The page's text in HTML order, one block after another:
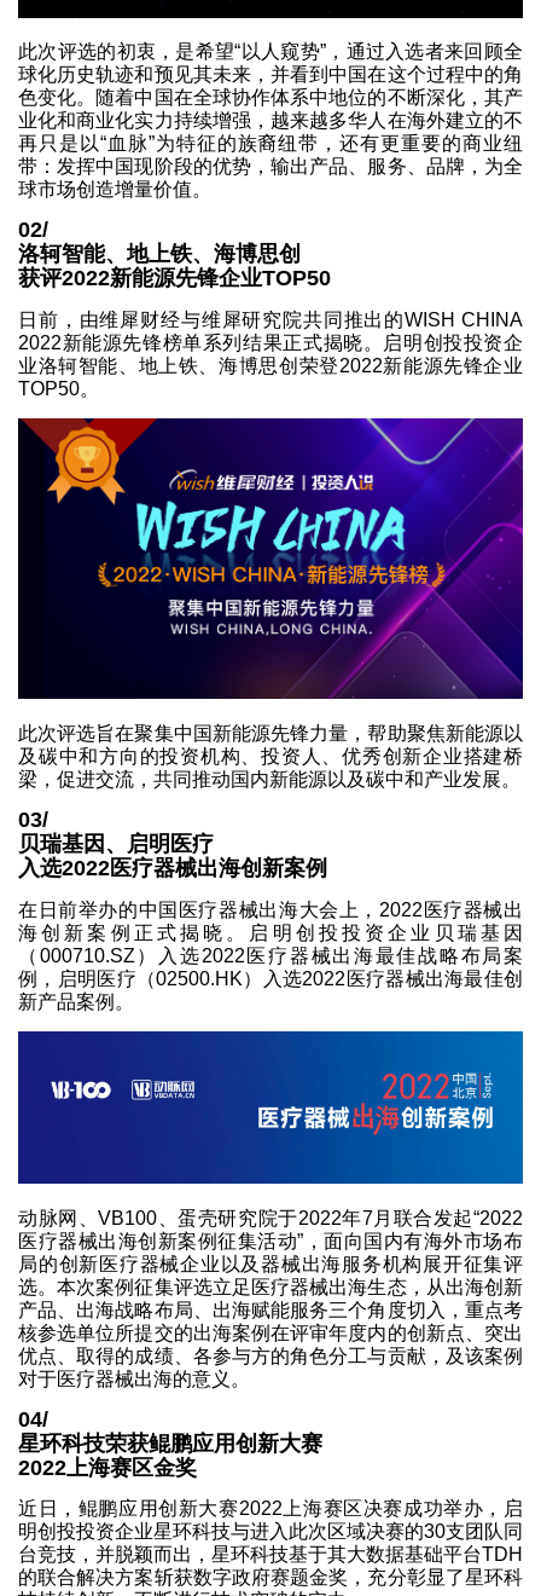
此次评选的初衷，是希望“以人窥势”，通过入选者来回顾全
球化历史轨迹和预见其未来，并看到中国在这个过程中的角
色变化。随着中国在全球协作体系中地位的不断深化，其产
业化和商业化实力持续增强，越来越多华人在海外建立的不
再只是以“血脉”为特征的族裔纽带，还有更重要的商业纽
带：发挥中国现阶段的优势，输出产品、服务、品牌，为全
球市场创造增量价值。
02/
洛轲智能、地上铁、海博思创
获评2022新能源先锋企业TOP50
日前，由维犀财经与维犀研究院共同推出的WISH CHINA
2022新能源先锋榜单系列结果正式揭晓。启明创投投资企
业洛轲智能、地上铁、海博思创荣登2022新能源先锋企业
TOP50。
此次评选旨在聚集中国新能源先锋力量，帮助聚焦新能源以
及碳中和方向的投资机构、投资人、优秀创新企业搭建桥
梁，促进交流，共同推动国内新能源以及碳中和产业发展。
03/
贝瑞基因、启明医疗
入选2022医疗器械出海创新案例
在日前举办的中国医疗器械出海大会上，2022医疗器械出
海创新案例正式揭晓。启明创投投资企业贝瑞基因
（000710.SZ）入选2022医疗器械出海最佳战略布局案
例，启明医疗（02500.HK）入选2022医疗器械出海最佳创
新产品案例。
动脉网、VB100、蛋壳研究院于2022年7月联合发起“2022
医疗器械出海创新案例征集活动”，面向国内有海外市场布
局的创新医疗器械企业以及器械出海服务机构展开征集评
选。本次案例征集评选立足医疗器械出海生态，从出海创新
产品、出海战略布局、出海赋能服务三个角度切入，重点考
核参选单位所提交的出海案例在评审年度内的创新点、突出
优点、取得的成绩、各参与方的角色分工与贡献，及该案例
对于医疗器械出海的意义。
04/
星环科技荣获鲲鹏应用创新大赛
2022上海赛区金奖
近日，鲲鹏应用创新大赛2022上海赛区决赛成功举办，启
明创投投资企业星环科技与进入此次区域决赛的30支团队同
台竞技，并脱颖而出，星环科技基于其大数据基础平台TDH
的联合解决方案斩获数字政府赛题金奖，充分彰显了星环科